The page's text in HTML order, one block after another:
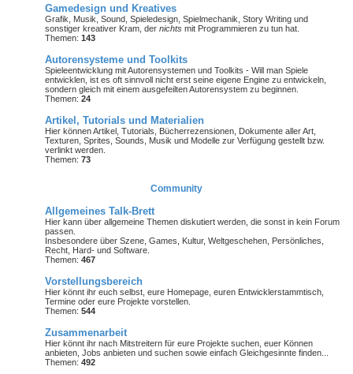
Gamedesign und Kreatives
Grafik, Musik, Sound, Spieledesign, Spielmechanik, Story Writing und
sonstiger kreativer Kram, der nichts mit Programmieren zu tun hat.
Themen: 143
Autorensysteme und Toolkits
Spieleentwicklung mit Autorensystemen und Toolkits - Will man Spiele
entwicklen, ist es oft sinnvoll nicht erst seine eigene Engine zu entwickeln,
sondern gleich mit einem ausgefeilten Autorensystem zu beginnen.
Themen: 24
Artikel, Tutorials und Materialien
Hier können Artikel, Tutorials, Bücherrezensionen, Dokumente aller Art,
Texturen, Sprites, Sounds, Musik und Modelle zur Verfügung gestellt bzw.
verlinkt werden.
Themen: 73
Community
Allgemeines Talk-Brett
Hier kann über allgemeine Themen diskutiert werden, die sonst in kein Forum
passen.
Insbesondere über Szene, Games, Kultur, Weltgeschehen, Persönliches,
Recht, Hard- und Software.
Themen: 467
Vorstellungsbereich
Hier könnt ihr euch selbst, eure Homepage, euren Entwicklerstammtisch,
Termine oder eure Projekte vorstellen.
Themen: 544
Zusammenarbeit
Hier könnt ihr nach Mitstreitern für eure Projekte suchen, euer Können
anbieten, Jobs anbieten und suchen sowie einfach Gleichgesinnte finden...
Themen: 492